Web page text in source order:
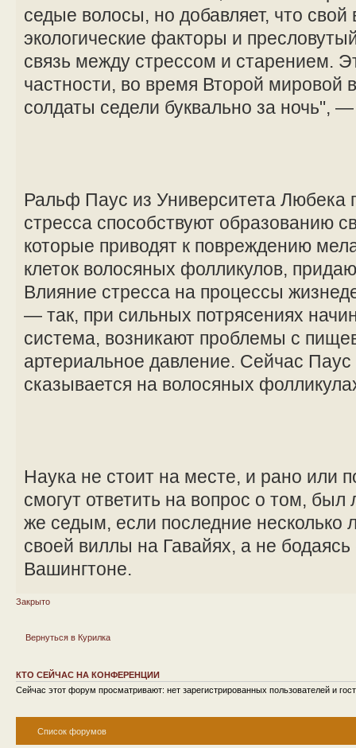
седые волосы, но добавляет, что свой
экологические факторы и
связь между стрессом и старением.
частности, во время Второй
солдаты седели буквально за ночь",
Ральф Паус из Университета Любека
стресса способствуют образованию
которые приводят к повреждению
клеток волосяных фолликулов,
Влияние стресса на процессы
— так, при сильных потрясениях
система, возникают проблемы с
артериальное давление. Сейчас Паус
сказывается на волосяных
Наука не стоит на месте, и рано или
смогут ответить на вопрос о том,
же седым, если последние несколько
своей виллы на Гавайях, а не
Вашингтоне.
Закрыто
Вернуться в Курилка
КТО СЕЙЧАС НА КОНФЕРЕНЦИИ
Сейчас этот форум просматривают: нет зарегистрированных пользователей и
Список форумов